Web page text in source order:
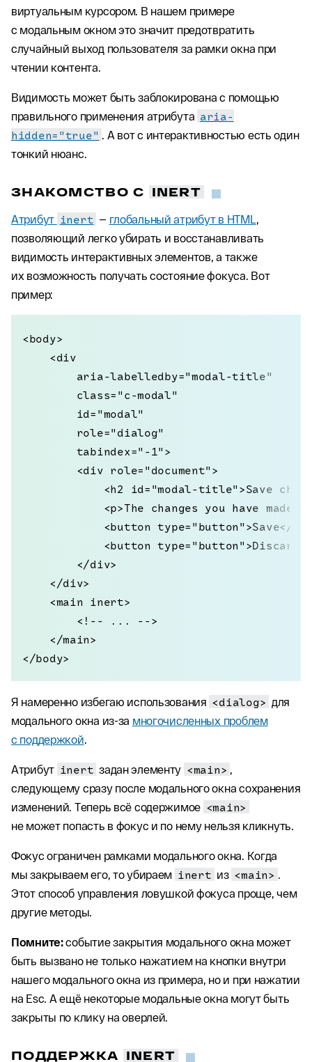
виртуальным курсором. В нашем примере
с модальным окном это значит предотвратить
случайный выход пользователя за рамки окна при
чтении контента.
Видимость может быть заблокирована с помощью
правильного применения атрибута aria-
hidden="true" . А вот с интерактивностью есть один
тонкий нюанс.
ЗНАКОМСТВО С INERT
Атрибут inert — глобальный атрибут в HTML,
позволяющий легко убирать и восстанавливать
видимость интерактивных элементов, а также
их возможность получать состояние фокуса. Вот
пример:
<body>
    <div
        aria-labelledby="modal-title"
        class="c-modal"
        id="modal"
        role="dialog"
        tabindex="-1">
        <div role="document">
<h2 id="modal-title">Save
<p>The changes you have made
<button type="button">Save</
<button
        </div>
    </div>
    <main inert>
        <!-- ... -->
    </main>
</body>
Я намеренно избегаю использования <dialog> для
модального окна из-за многочисленных проблем
с поддержкой.
Атрибут inert задан элементу <main> ,
следующему сразу после модального окна сохранения
изменений. Теперь всё содержимое <main>
не может попасть в фокус и по нему нельзя кликнуть.
Фокус ограничен рамками модального окна. Когда
мы закрываем его, то убираем inert из <main> .
Этот способ управления ловушкой фокуса проще, чем
другие методы.
Помните:событие закрытия модального окна может
быть вызвано не только нажатием на кнопки внутри
нашего модального окна из примера, но и при нажатии
на Esc. А ещё некоторые модальные окна могут быть
закрыты по клику на оверлей.
ПОДДЕРЖКА INERT